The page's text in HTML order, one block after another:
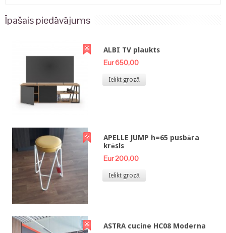
Īpašais piedāvājums
ALBI TV plaukts
Eur 650,00
Ielikt grozā
APELLE JUMP h=65 pusbāra
krēsls
Eur 200,00
Ielikt grozā
ASTRA cucine HC08 Moderna